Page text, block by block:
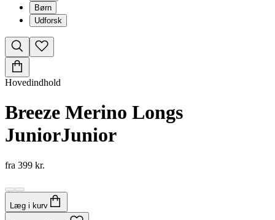
Børn
Udforsk
Hovedindhold
Breeze Merino Longs
JuniorJunior
fra 399 kr.
Læg i kurv